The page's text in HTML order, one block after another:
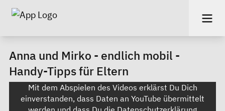
Anna und Mirko - endlich mobil -
Handy-Tipps für Eltern
Mit dem Abspielen des Videos erklärst Du Dich
einverstanden, dass Daten an YouTube übermittelt